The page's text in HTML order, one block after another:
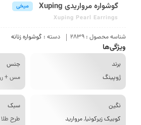
گوشواره مرواریدی Xuping
میخی
Xuping Pearl Earrings
محصول :2839 دسته : گوشواره زنانه
مس + روکش طلا
زیرکونیا,مروارید